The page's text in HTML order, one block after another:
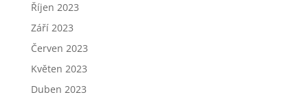
Říjen 2023
Září 2023
Červen 2023
Květen 2023
Duben 2023